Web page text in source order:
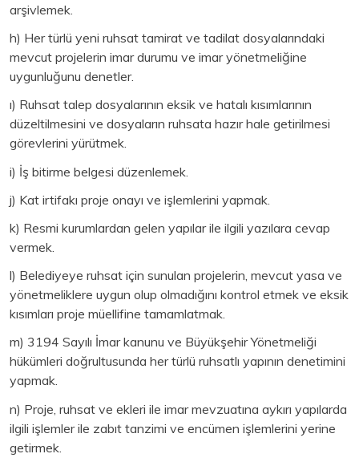
arşivlemek.
h) Her türlü yeni ruhsat tamirat ve tadilat dosyalarındaki
mevcut projelerin imar durumu ve imar yönetmeliğine
uygunluğunu denetler.
ı) Ruhsat talep dosyalarının eksik ve hatalı kısımlarının
düzeltilmesini ve dosyaların ruhsata hazır hale getirilmesi
görevlerini yürütmek.
i) İş bitirme belgesi düzenlemek.
j) Kat irtifakı proje onayı ve işlemlerini yapmak.
k) Resmi kurumlardan gelen yapılar ile ilgili yazılara cevap
vermek.
l) Belediyeye ruhsat için sunulan projelerin, mevcut yasa ve
yönetmeliklere uygun olup olmadığını kontrol etmek ve eksik
kısımları proje müellifine tamamlatmak.
m) 3194 Sayılı İmar kanunu ve Büyükşehir Yönetmeliği
hükümleri doğrultusunda her türlü ruhsatlı yapının denetimini
yapmak.
n) Proje, ruhsat ve ekleri ile imar mevzuatına aykırı yapılarda
ilgili işlemler ile zabıt tanzimi ve encümen işlemlerini yerine
getirmek.